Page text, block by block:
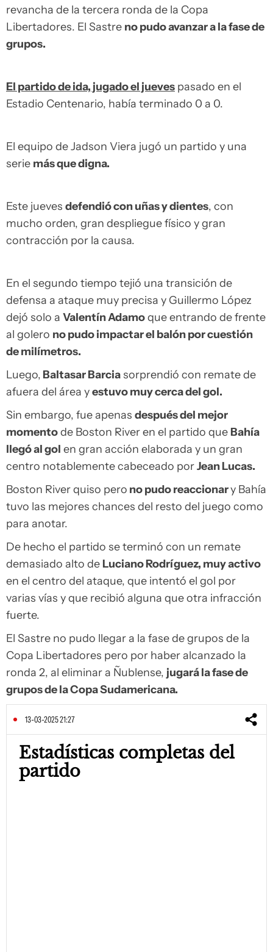
revancha de la tercera ronda de la Copa
Libertadores. El Sastre no pudo avanzar a la fase de
grupos.
El partido de ida, jugado el jueves pasado en el
Estadio Centenario, había terminado 0 a 0.
El equipo de Jadson Viera jugó un partido y una
serie más que digna.
Este jueves defendió con uñas y dientes, con
mucho orden, gran despliegue físico y gran
contracción por la causa.
En el segundo tiempo tejió una transición de
defensa a ataque muy precisa y Guillermo López
dejó solo a Valentín Adamoque entrando de frente
al golero no pudo impactar el balón por cuestión
de milímetros.
Luego, Baltasar Barciasorprendió con remate de
afuera del área yestuvo muy cerca del gol.
Sin embargo, fue apenas después del mejor
momentode Boston River en el partido que Bahía
llegó al gol en gran acción elaborada y un gran
centro notablemente cabeceado porJean Lucas.
Boston River quiso pero no pudo reaccionary Bahía
tuvo las mejores chances del resto del juego como
para anotar.
De hecho el partido se terminó con un remate
demasiado alto de Luciano Rodríguez, muy activo
en el centro del ataque, que intentó el gol por
varias vías y que recibió alguna que otra infracción
fuerte.
El Sastre no pudo llegar a la fase de grupos de la
Copa Libertadores pero por haber alcanzado la
ronda 2, al eliminar a Ñublense, jugará la fase de
grupos de la Copa Sudamericana.
13-03-2025 21:27
Estadísticas completas del
partido